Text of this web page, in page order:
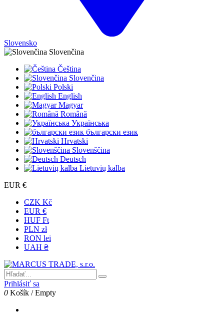
Slovensko
Slovenčina
Čeština
Slovenčina
Polski
English
Magyar
Română
Українська
български език
Hrvatski
Slovenščina
Deutsch
Lietuvių kalba
EUR €
CZK Kč
EUR €
HUF Ft
PLN zł
RON lei
UAH ₴
Prihlásiť sa
0 Košík /Empty